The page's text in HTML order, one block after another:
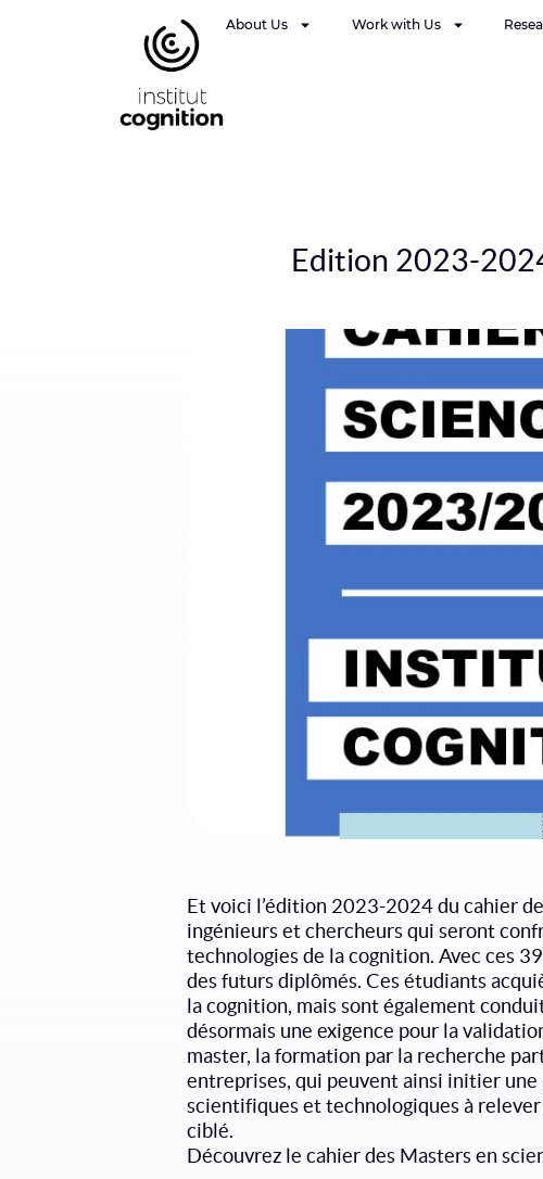
About Us Work with Us
Edition 2023-
Et voici l’édition 2023-2024 du cahier
ingénieurs et chercheurs qui seront
technologies de la cognition. Avec ces
des futurs diplômés. Ces étudiants
la cognition, mais sont également
désormais une exigence pour la
master, la formation par la recherche
entreprises, qui peuvent ainsi initier
scientifiques et technologiques à relever
ciblé.
Découvrez le cahier des Masters en